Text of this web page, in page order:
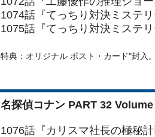
1074話『てっちり対決ミステ
1075話『てっちり対決ミステ
特典：オリジナル ポスト・カード"封入
名探偵コナン PART 32 Volume
1076話『カリスマ社長の極秘